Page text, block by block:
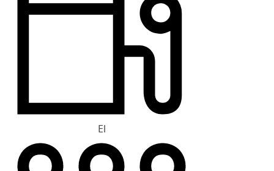
El